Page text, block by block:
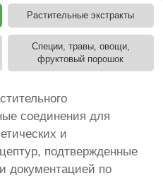
Растительные экстракты
Специи, травы, овощи,
фруктовый порошок
соединения для
и
подтвержденные
документацией по